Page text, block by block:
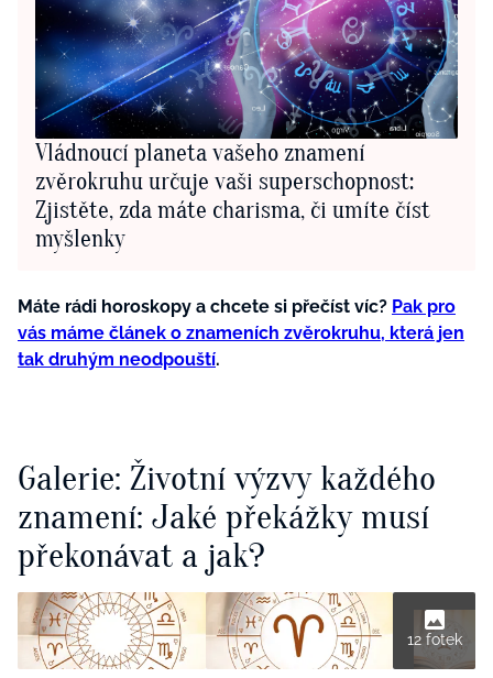
Vládnoucí planeta vašeho znamení
zvěrokruhu určuje vaši superschopnost:
Zjistěte, zda máte charisma, či umíte číst
myšlenky
Máte rádi horoskopy a chcete si přečíst víc? Pak pro
vás máme článek o znameních zvěrokruhu, která jen
tak druhým neodpouští.
Galerie: Životní výzvy každého
znamení: Jaké překážky musí
překonávat a jak?
12 fotek